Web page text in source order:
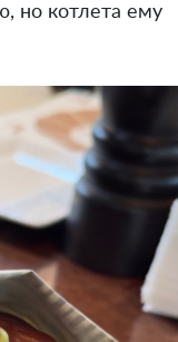
но котлета ему